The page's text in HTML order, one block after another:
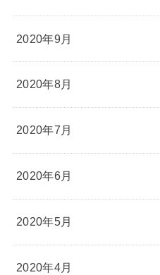
2020年9月
2020年8月
2020年7月
2020年6月
2020年5月
2020年4月